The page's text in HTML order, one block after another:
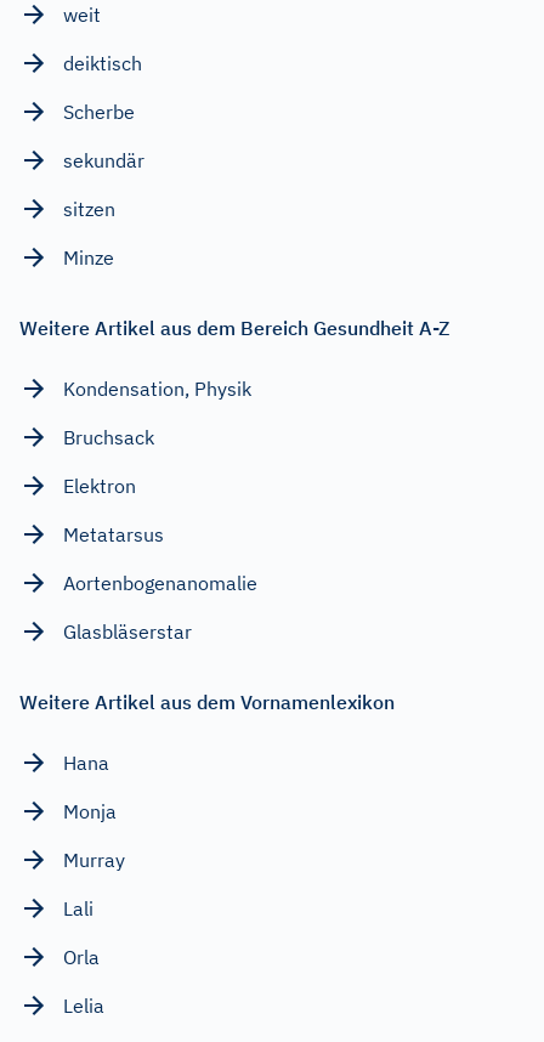
weit
deiktisch
Scherbe
sekundär
sitzen
Minze
Weitere Artikel aus dem Bereich Gesundheit A-Z
Kondensation, Physik
Bruchsack
Elektron
Metatarsus
Aortenbogenanomalie
Glasbläserstar
Weitere Artikel aus dem Vornamenlexikon
Hana
Monja
Murray
Lali
Orla
Lelia